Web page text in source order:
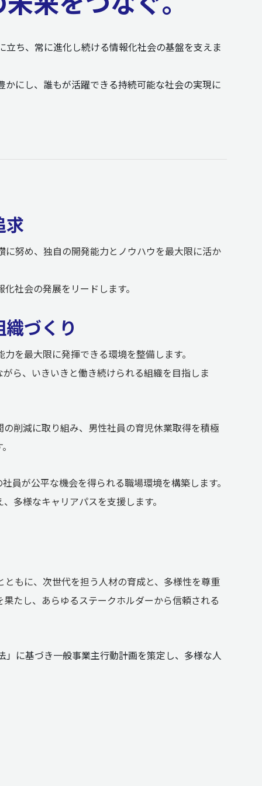
ち、常に進化し続ける情報化社会の基盤を支えま
にし、誰もが活躍できる持続可能な社会の実現に
求
努め、独自の開発能力とノウハウを最大限に活か
社会の発展をリードします。
づくり
を最大限に発揮できる環境を整備します。
ら、いきいきと働き続けられる組織を目指しま
削減に取り組み、男性社員の育児休業取得を積極
員が公平な機会を得られる職場環境を構築します。
多様なキャリアパスを支援します。
もに、次世代を担う人材の育成と、多様性を尊重
たし、あらゆるステークホルダーから信頼される
に基づき一般事業主行動計画を策定し、多様な人